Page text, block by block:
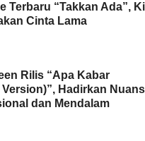
Terbaru “Takkan Ada”,
Cinta Lama
Rilis “Apa Kabar
Hadirkan
dan Mendalam